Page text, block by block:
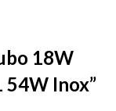
18W
Inox”